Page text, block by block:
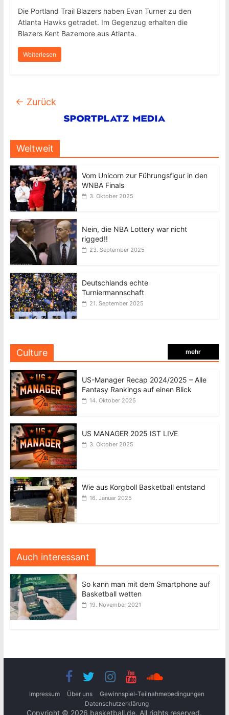
Die Portland Trail Blazers haben Evan Turner zu den
Atlanta Hawks getradet. Im Gegenzug erhalten die
Blazers Kent Bazemore aus Atlanta.
Weiterlesen
← Zurück
Weltweit
Vom Unicorn zur Führungsfigur in den
WNBA Finals
3. Oktober 2025
Nein, die NBA Lottery war nicht
rigged!!
23. September 2025
Deutschlands echte
Turniermannschaft
21. September 2025
Culture mehr
US-Manager Recap 2024/2025 – Alle
Fantasy Rankings auf einen Blick
14. Oktober 2025
US MANAGER 2025 IST LIVE
3. Oktober 2025
Wie aus Korgboll Basketball entstand
16. Januar 2025
Auch interessant
So kann man mit dem Smartphone auf
Basketball wetten
19. November 2021
Impressum Über uns
Gewinnspiel-Teilnahmebedingungen
Datenschutzerklärung
Copyright © 2026 basketball.de. All rights reserved.